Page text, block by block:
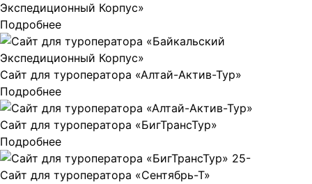
Экспедиционный Корпус»
Подробнее
Сайт для туроператора «Алтай-Актив-Тур»
Подробнее
Сайт для туроператора «БигТрансТур»
Подробнее
Сайт для туроператора «Сентябрь-Т»